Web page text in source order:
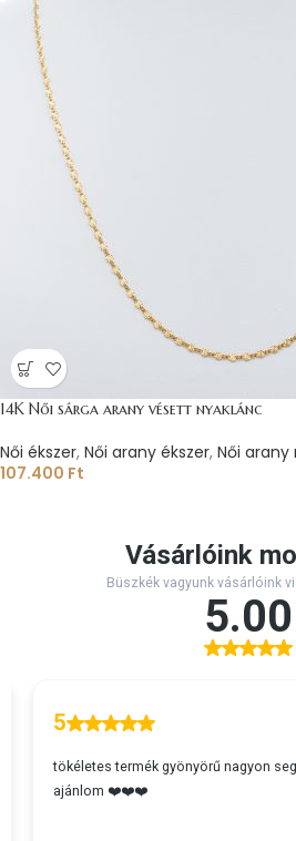
14K Női sárga arany vésett nyaklánc
Női ékszer, Női arany ékszer, Női arany
107.400 Ft